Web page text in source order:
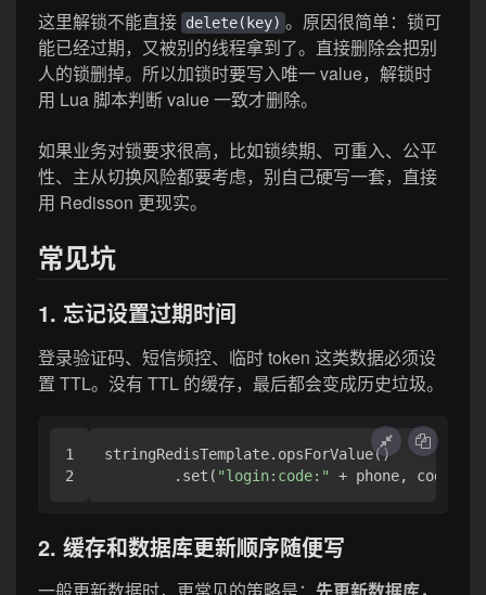
这里解锁不能直接 delete(key) 。原因很简单：锁可
能已经过期，又被别的线程拿到了。直接删除会把别
人的锁删掉。所以加锁时要写入唯一 value，解锁时
用 Lua 脚本判断 value 一致才删除。
如果业务对锁要求很高，比如锁续期、可重入、公平
性、主从切换风险都要考虑，别自己硬写一套，直接
用 Redisson 更现实。
常见坑
1. 忘记设置过期时间
登录验证码、短信频控、临时 token 这类数据必须设
置 TTL。没有 TTL 的缓存，最后都会变成历史垃圾。
1
stringRedisTemplate.opsForValue()
        .set(
"login:code:" + phone, code,
2. 缓存和数据库更新顺序随便写